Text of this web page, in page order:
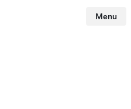
Menu